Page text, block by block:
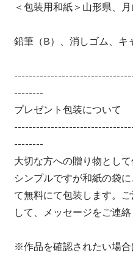
＜包装用和紙＞山形県、
鉛筆（B）、消しゴム、キ
--------
プレゼント包装について
--------
大切な方への贈り物とし
シンプルですが和紙の袋
て無料にて包装します。
して、メッセージをご連絡
※作品を確認されたい場